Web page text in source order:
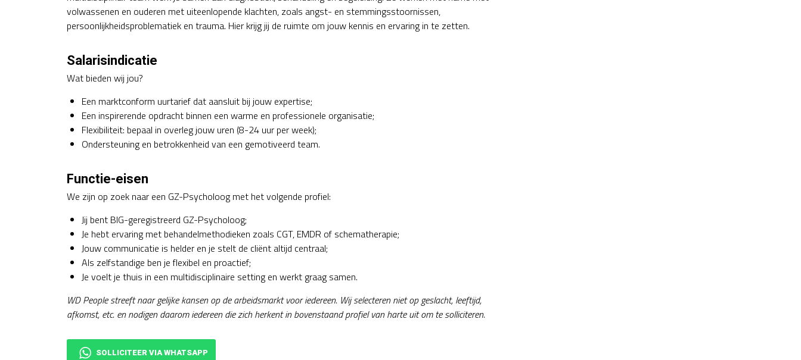
volwassenen en ouderen met uiteenlopende klachten, zoals angst- en stemmingsstoornissen,
persoonlijkheidsproblematiek en trauma. Hier krijg jij de ruimte om jouw kennis en ervaring in te zetten.
Salarisindicatie
Wat bieden wij jou?
Een marktconform uurtarief dat aansluit bij jouw expertise;
Een inspirerende opdracht binnen een warme en professionele organisatie;
Flexibiliteit: bepaal in overleg jouw uren (8-24 uur per week);
Ondersteuning en betrokkenheid van een gemotiveerd team.
Functie-eisen
We zijn op zoek naar een GZ-Psycholoog met het volgende profiel:
Jij bent BIG-geregistreerd GZ-Psycholoog;
Je hebt ervaring met behandelmethodieken zoals CGT, EMDR of schematherapie;
Jouw communicatie is helder en je stelt de cliënt altijd centraal;
Als zelfstandige ben je flexibel en proactief;
Je voelt je thuis in een multidisciplinaire setting en werkt graag samen.
WD People streeft naar gelijke kansen op de arbeidsmarkt voor iedereen. Wij selecteren niet op geslacht, leeftijd,
afkomst, etc. en nodigen daarom iedereen die zich herkent in bovenstaand profiel van harte uit om te solliciteren.
SOLLICITEER VIA WHATSAPP